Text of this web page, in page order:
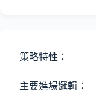
策略特性：
主要進場邏輯：